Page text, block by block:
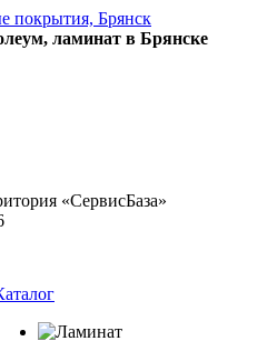
ламинат в Брянске
«СервисБаза»